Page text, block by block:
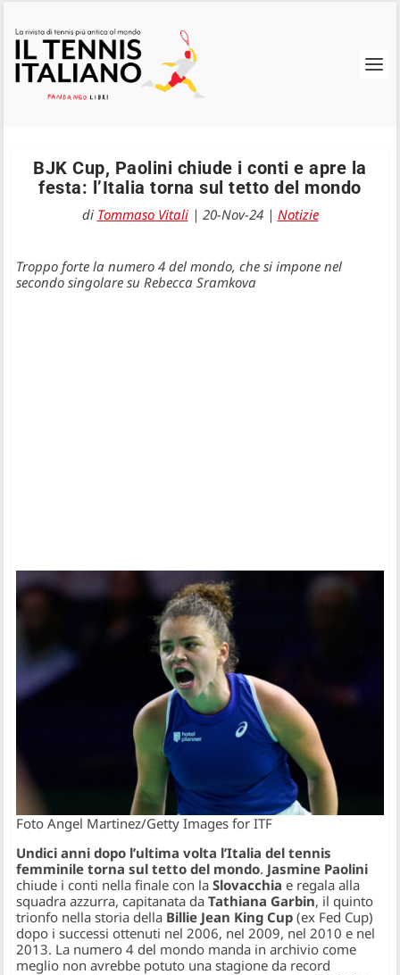
BJK Cup, Paolini chiude i conti e apre la
festa: l’Italia torna sul tetto del mondo
di Tommaso Vitali| 20-Nov-24| Notizie
Troppo forte la numero 4 del mondo, che si impone nel
secondo singolare su Rebecca Sramkova
Foto Angel Martinez/Getty Images for ITF
Undici anni dopo l’ultima volta l’Italia del tennis
femminile torna sul tetto del mondo. Jasmine Paolini
chiude i conti nella finale con laSlovacchia e regala alla
squadra azzurra, capitanata daTathiana Garbin, il quinto
trionfo nella storia della Billie Jean King Cup (ex Fed Cup)
dopo i successi ottenuti nel 2006, nel 2009, nel 2010 e nel
2013. La numero 4 del mondo manda in archivio come
meglio non avrebbe potuto una stagione da record